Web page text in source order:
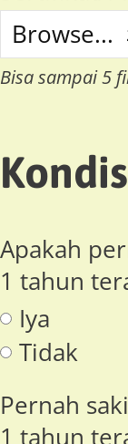
Browse...
Bisa sampai 5
Apakah
1 tahun
Iya
Tidak
Pernah
1 tahun